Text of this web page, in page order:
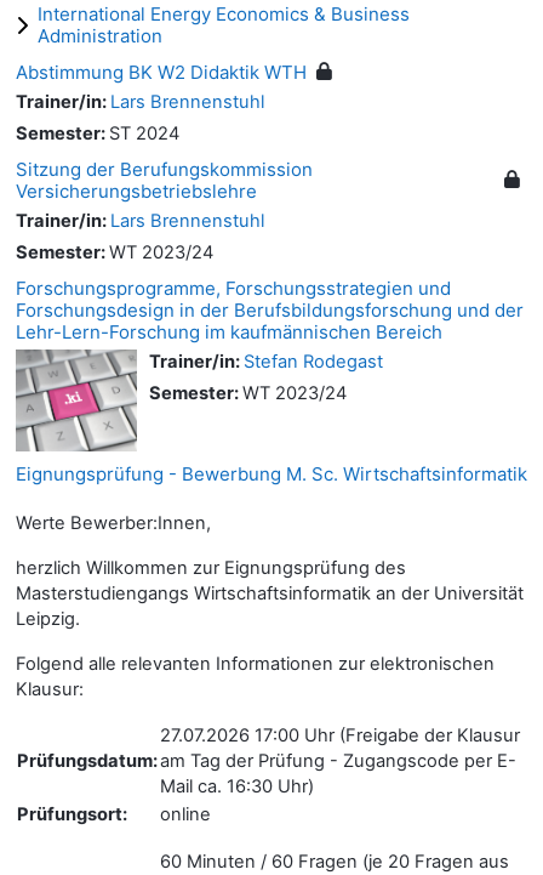
International Energy Economics & Business
Administration
Abstimmung BK W2 Didaktik WTH
Trainer/in: Lars Brennenstuhl
Semester: ST 2024
Sitzung der Berufungskommission
Versicherungsbetriebslehre
Trainer/in: Lars Brennenstuhl
Semester:WT 2023/24
Forschungsprogramme, Forschungsstrategien und
Forschungsdesign in der Berufsbildungsforschung und der
Lehr-Lern-Forschung im kaufmännischen Bereich
Trainer/in: Stefan Rodegast
Semester:WT 2023/24
Eignungsprüfung - Bewerbung M. Sc. Wirtschaftsinformatik
Werte Bewerber:Innen,
herzlich Willkommen zur Eignungsprüfung des
Masterstudiengangs Wirtschaftsinformatik an der Universität
Leipzig.
Folgend alle relevanten Informationen zur elektronischen
Klausur:
Prüfungsdatum:
27.07.2026 17:00 Uhr (Freigabe der Klausur
am Tag der Prüfung - Zugangscode per E-
Mail ca. 16:30 Uhr)
Prüfungsort:
online
60 Minuten / 60 Fragen (je 20 Fragen aus